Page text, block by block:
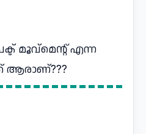
മൂവ്മെന്റ് എന്ന
ആരാണ്???